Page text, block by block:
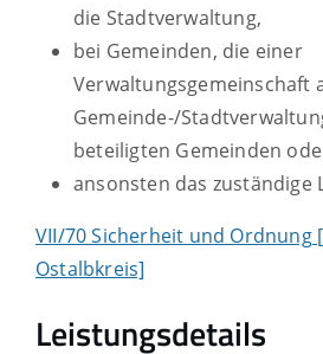
die Stadtverwaltung,
bei Gemeinden, die einer
Verwaltungsgemeinschaft
Gemeinde-/
beteiligten Gemeinden
ansonsten das zuständige
VII/70 Sicherheit und Ordnung
Ostalbkreis]
Leistungsdetails